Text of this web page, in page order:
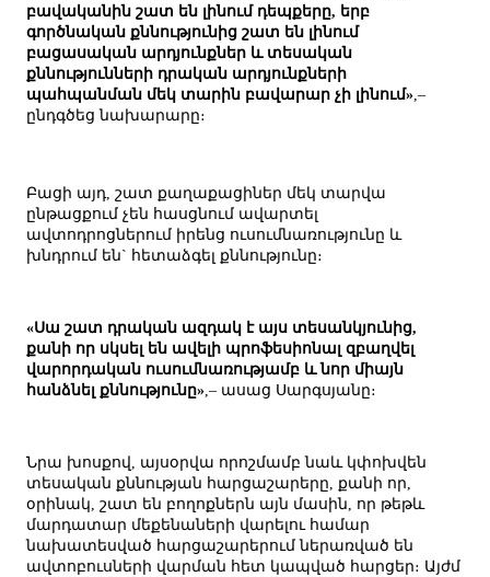
բավականին շատ են լինում դեպքերը, երբ
գործնական քննությունից շատ են լինում
բացասական արդյունքներ և տեսական
քննությունների դրական արդյունքների
պահպանման մեկ տարին բավարար չի լինում» ,–
ընդգծեց նախարարը։
Բացի այդ, շատ քաղաքացիներ մեկ տարվա
ընթացքում չեն հասցնում ավարտել
ավտոդրոցներում իրենց ուսումնառությունը և
խնդրում են` հետաձգել քննությունը։
«Սա շատ դրական ազդակ է այս տեսանկյունից,
քանի որ սկսել են ավելի պրոֆեսիոնալ զբաղվել
վարորդական ուսումնառությամբ և նոր միայն
հանձնել քննությունը» ,– ասաց Սարգսյանը։
Նրա խոսքով, այսօրվա որոշմամբ նաև կփոխվեն
տեսական քննության հարցաշարերը, քանի որ,
օրինակ, շատ են բողոքներն այն մասին, որ թեթև
մարդատար մեքենաների վարելու համար
նախատեսված հարցաշարերում ներառված են
ավտոբուսների վարման հետ կապված հարցեր։ Այժմ